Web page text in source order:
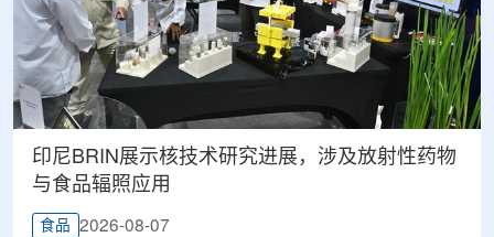
印尼BRIN展示核技术研究进展，涉及放射性药物
与食品辐照应用
食品 2026-08-07